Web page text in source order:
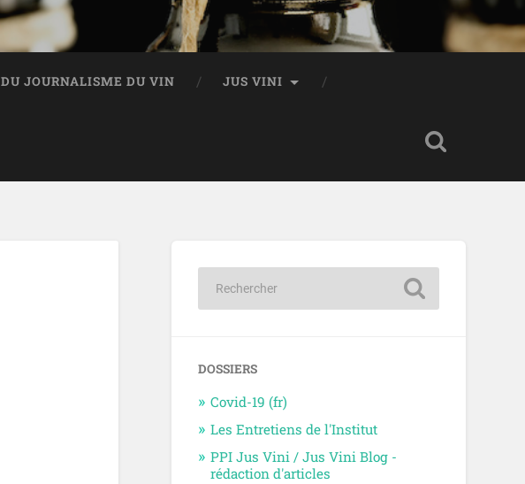
DU JOURNALISME DU VIN JUS VINI
DOSSIERS
Covid-19 (fr)
Les Entretiens de l'Institut
PPI Jus Vini / Jus Vini Blog -
rédaction d'articles